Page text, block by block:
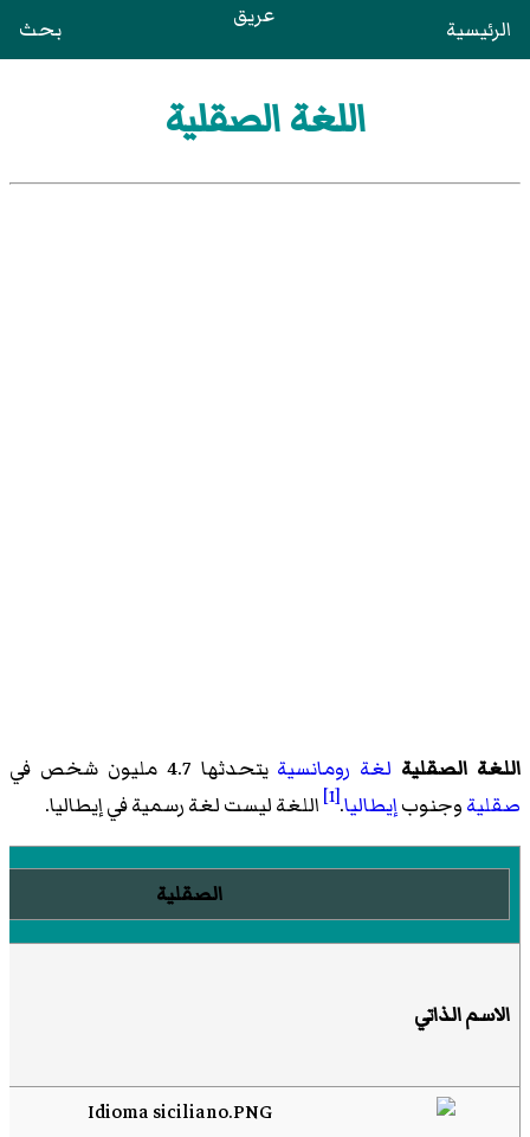
الرئيسية عريق بحث
اللغة الصقلية
اللغة الصقلية لغة رومانسية يتحدثها 4.7 مليون شخص في
صقليةوجنوبإيطاليا.
[1] اللغة ليست لغة رسمية في إيطاليا.
الصقلية
الاسم الذاتي